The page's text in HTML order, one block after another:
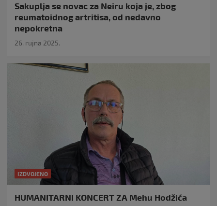
Sakuplja se novac za Neiru koja je, zbog
reumatoidnog artritisa, od nedavno
nepokretna
26. rujna 2025.
IZDVOJENO
HUMANITARNI KONCERT ZA Mehu Hodžića